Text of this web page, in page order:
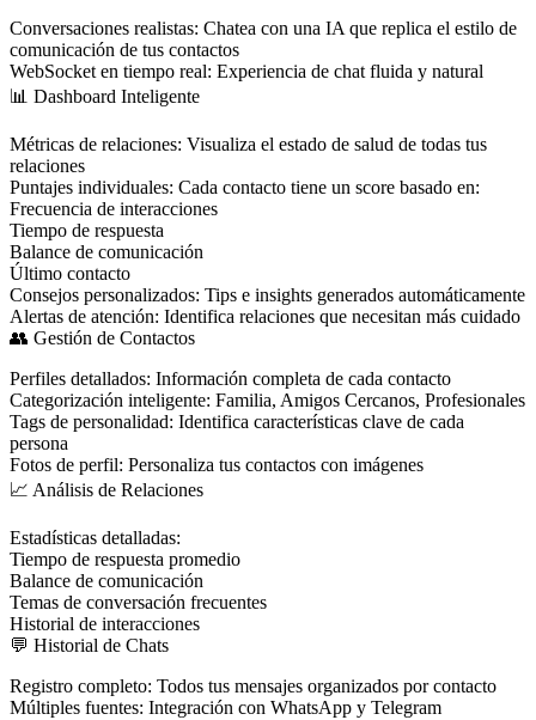
Conversaciones realistas: Chatea con una IA que replica el estilo de
comunicación de tus contactos
WebSocket en tiempo real: Experiencia de chat fluida y natural
📊 Dashboard Inteligente
Métricas de relaciones: Visualiza el estado de salud de todas tus
relaciones
Puntajes individuales: Cada contacto tiene un score basado en:
Frecuencia de interacciones
Tiempo de respuesta
Balance de comunicación
Último contacto
Consejos personalizados: Tips e insights generados automáticamente
Alertas de atención: Identifica relaciones que necesitan más cuidado
👥 Gestión de Contactos
Perfiles detallados: Información completa de cada contacto
Categorización inteligente: Familia, Amigos Cercanos, Profesionales
Tags de personalidad: Identifica características clave de cada
persona
Fotos de perfil: Personaliza tus contactos con imágenes
📈 Análisis de Relaciones
Estadísticas detalladas:
Tiempo de respuesta promedio
Balance de comunicación
Temas de conversación frecuentes
Historial de interacciones
💬 Historial de Chats
Registro completo: Todos tus mensajes organizados por contacto
Múltiples fuentes: Integración con WhatsApp y Telegram